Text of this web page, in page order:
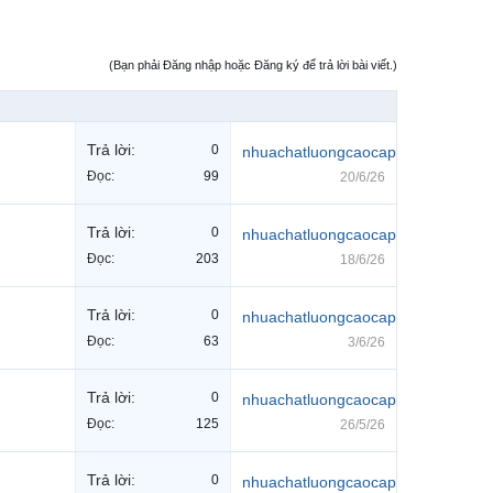
(Bạn phải Đăng nhập hoặc Đăng ký để trả lời bài viết.)
Trả lời:
0
Đọc:
99
nhuachatluongcaocap
20/6/26
Trả lời:
0
Đọc:
203
nhuachatluongcaocap
18/6/26
Trả lời:
0
Đọc:
63
nhuachatluongcaocap
3/6/26
Trả lời:
0
Đọc:
125
nhuachatluongcaocap
26/5/26
Trả lời: 0 nhuachatluongcaocap